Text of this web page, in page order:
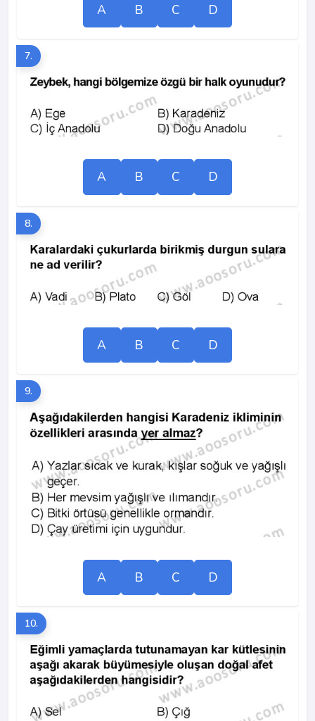
A B C D
7.
A B C D
8.
A B C D
9.
A B C D
10.